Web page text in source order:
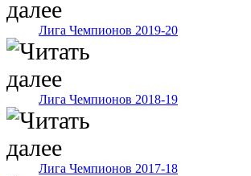
Лига Чемпионов 2019-20
Лига Чемпионов 2018-19
Лига Чемпионов 2017-18